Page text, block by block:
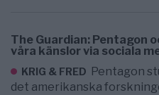
The Guardian: Pentagon
våra känslor via sociala
KRIG & FRED Pentagon
det amerikanska